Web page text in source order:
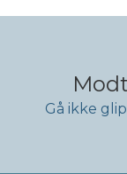
Gå ikke